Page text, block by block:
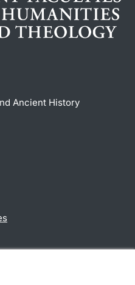
Ancient History